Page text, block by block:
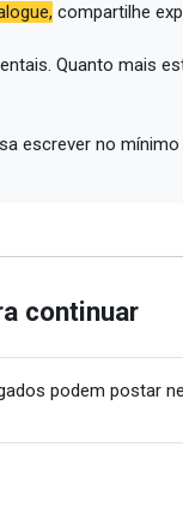
compartilhe
Quanto mais
escrever no
continuar
podem postar